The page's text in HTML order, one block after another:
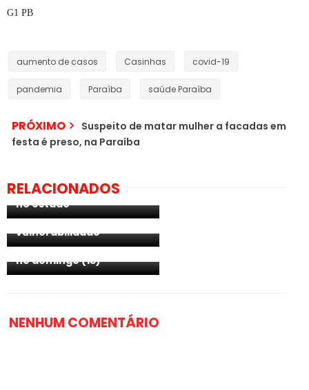
G1 PB
aumento de casos Casinhas covid-19
pandemia Paraíba saúde Paraíba
PRÓXIMO
Suspeito de matar mulher a facadas em
festa é preso, na Paraíba
RELACIONADOS
Paraíba sobre pandemia
no estado
Câmara Municipal de
Surubim aprova auxílio
Emergencial para mil
famílias que vivem em
vulnerabilidade
Protocolos de
pode e o que não pode
abrir neste sábado (12) e
no domingo (13)
NENHUM COMENTÁRIO